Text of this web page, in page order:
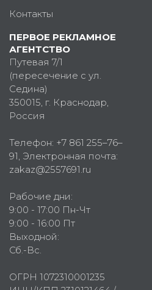
Контакты
ПЕРВОЕ РЕКЛАМНОЕ
АГЕНТСТВО
Путевая 7/1
(пересечение с ул.
Седина)
350015, г. Краснодар,
Россия
Телефон: +7 861 255–76–
91, Электронная почта:
zakaz@2557691.ru
Рабочие дни:
9:00 - 17:00 Пн-Чт
9:00 - 16:00 Пт
Выходной:
Сб.-Вс.
ОГРН 1072310001235